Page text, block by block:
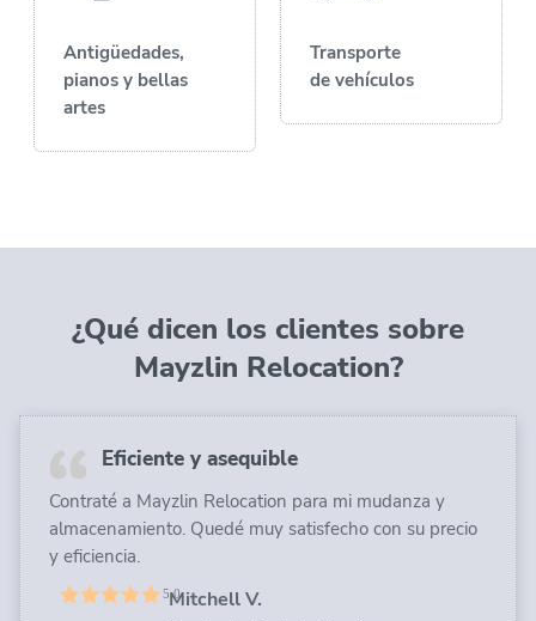
Antigüedades,
pianos y bellas
artes
Transporte
de vehículos
¿Qué dicen los clientes sobre
Mayzlin Relocation?
Eficiente y asequible
Contraté a Mayzlin Relocation para mi mudanza y
almacenamiento. Quedé muy satisfecho con su precio
y eficiencia.
Mitchell V.